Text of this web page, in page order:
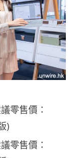
零售價：
)
零售價：